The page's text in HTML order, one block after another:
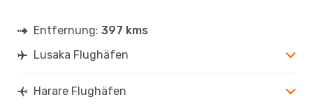
Entfernung: 397 kms
Lusaka Flughäfen
Harare Flughäfen